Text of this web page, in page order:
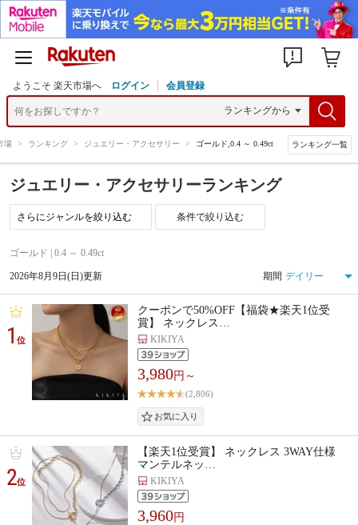
ようこそ 楽天市場へ ログイン 会員登録
場 > ランキング > ジュエリー・アクセサリー > ゴールド,0.4 ～ 0.49ct ランキング一覧
ジュエリー・アクセサリーランキング
条件で絞り込む
ゴールド | 0.4 ～ 0.49ct
2026年8月9日(日)更新 期間
1位
クーポンで50%OFF【福袋★楽天1位受
賞】 ネックレス…
KIKIYA
3,980円～
(2,806)
2位
【楽天1位受賞】 ネックレス 3WAY仕様
マンテルネッ…
KIKIYA
3,960円